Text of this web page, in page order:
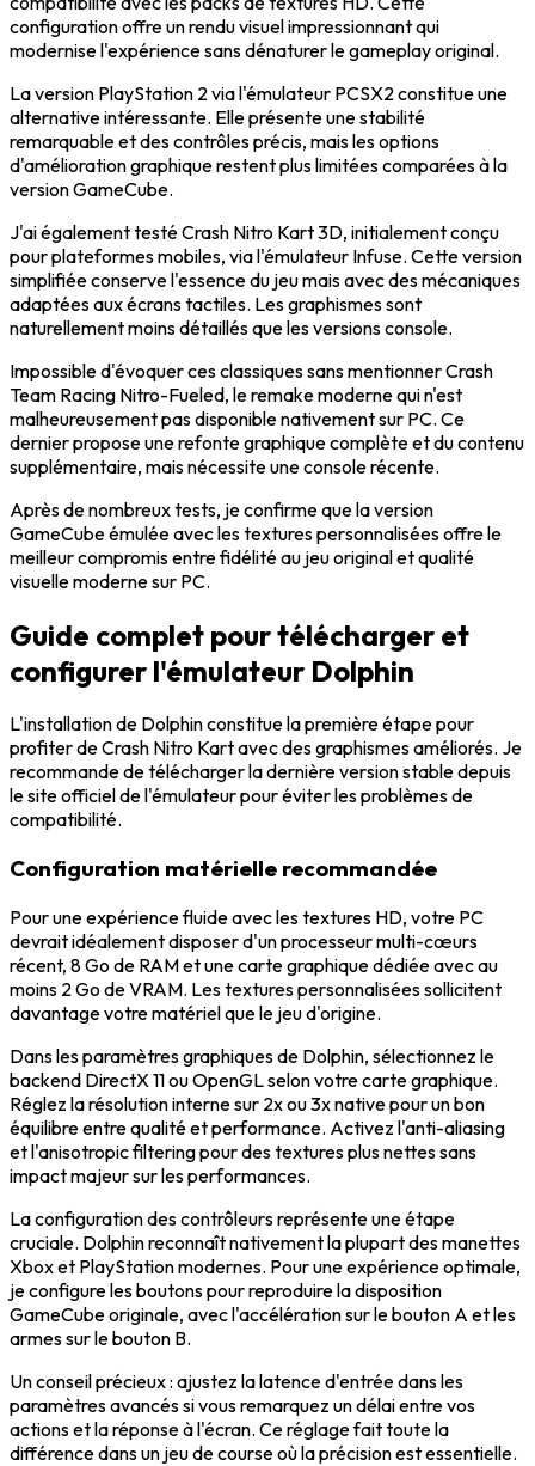
configuration offre un rendu visuel impressionnant qui
modernise l'expérience sans dénaturer le gameplay original.
La version PlayStation 2 via l'émulateur PCSX2 constitue une
alternative intéressante. Elle présente une stabilité
remarquable et des contrôles précis, mais les options
d'amélioration graphique restent plus limitées comparées à la
version GameCube.
J'ai également testé Crash Nitro Kart 3D, initialement conçu
pour plateformes mobiles, via l'émulateur Infuse. Cette version
simplifiée conserve l'essence du jeu mais avec des mécaniques
adaptées aux écrans tactiles. Les graphismes sont
naturellement moins détaillés que les versions console.
Impossible d'évoquer ces classiques sans mentionner Crash
Team Racing Nitro-Fueled, le remake moderne qui n'est
malheureusement pas disponible nativement sur PC. Ce
dernier propose une refonte graphique complète et du contenu
supplémentaire, mais nécessite une console récente.
Après de nombreux tests, je confirme que la version
GameCube émulée avec les textures personnalisées offre le
meilleur compromis entre fidélité au jeu original et qualité
visuelle moderne sur PC.
Guide complet pour télécharger et
configurer l'émulateur Dolphin
L'installation de Dolphin constitue la première étape pour
profiter de Crash Nitro Kart avec des graphismes améliorés. Je
recommande de télécharger la dernière version stable depuis
le site officiel de l'émulateur pour éviter les problèmes de
compatibilité.
Configuration matérielle recommandée
Pour une expérience fluide avec les textures HD, votre PC
devrait idéalement disposer d'un processeur multi-cœurs
récent, 8 Go de RAM et une carte graphique dédiée avec au
moins 2 Go de VRAM. Les textures personnalisées sollicitent
davantage votre matériel que le jeu d'origine.
Dans les paramètres graphiques de Dolphin, sélectionnez le
backend DirectX 11 ou OpenGL selon votre carte graphique.
Réglez la résolution interne sur 2x ou 3x native pour un bon
équilibre entre qualité et performance. Activez l'anti-aliasing
et l'anisotropic filtering pour des textures plus nettes sans
impact majeur sur les performances.
La configuration des contrôleurs représente une étape
cruciale. Dolphin reconnaît nativement la plupart des manettes
Xbox et PlayStation modernes. Pour une expérience optimale,
je configure les boutons pour reproduire la disposition
GameCube originale, avec l'accélération sur le bouton A et les
armes sur le bouton B.
Un conseil précieux : ajustez la latence d'entrée dans les
paramètres avancés si vous remarquez un délai entre vos
actions et la réponse à l'écran. Ce réglage fait toute la
différence dans un jeu de course où la précision est essentielle.